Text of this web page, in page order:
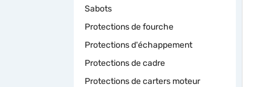
Sabots
Protections de fourche
Protections d'échappement
Protections de cadre
Protections de carters moteur